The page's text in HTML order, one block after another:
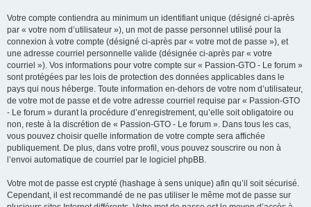
Votre compte contiendra au minimum un identifiant unique (désigné ci-après
par « votre nom d’utilisateur »), un mot de passe personnel utilisé pour la
connexion à votre compte (désigné ci-après par « votre mot de passe »), et
une adresse courriel personnelle valide (désignée ci-après par « votre
courriel »). Vos informations pour votre compte sur « Passion-GTO - Le forum »
sont protégées par les lois de protection des données applicables dans le
pays qui nous héberge. Toute information en-dehors de votre nom d’utilisateur,
de votre mot de passe et de votre adresse courriel requise par « Passion-GTO
- Le forum » durant la procédure d’enregistrement, qu’elle soit obligatoire ou
non, reste à la discrétion de « Passion-GTO - Le forum ». Dans tous les cas,
vous pouvez choisir quelle information de votre compte sera affichée
publiquement. De plus, dans votre profil, vous pouvez souscrire ou non à
l’envoi automatique de courriel par le logiciel phpBB.
Votre mot de passe est crypté (hashage à sens unique) afin qu’il soit sécurisé.
Cependant, il est recommandé de ne pas utiliser le même mot de passe sur